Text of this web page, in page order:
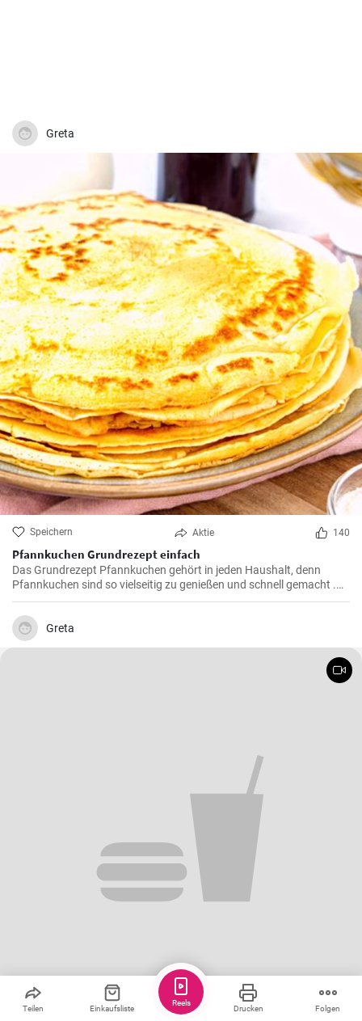
Greta
Speichern Aktie 140
Pfannkuchen Grundrezept einfach
Das Grundrezept Pfannkuchen gehört in jeden Haushalt, denn
Pfannkuchen sind so vielseitig zu genießen und schnell gemacht .
Süß oder herzhaft gefüllt sind die Pfannkuchen mit Milch und Eiern
ein Genuß für groß und klein .
Greta
Teilen Einkaufsliste Drucken Folgen
Reels